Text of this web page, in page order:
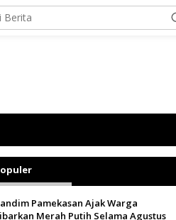
Pamekasan Ajak Warga
Merah Putih Selama Agustus